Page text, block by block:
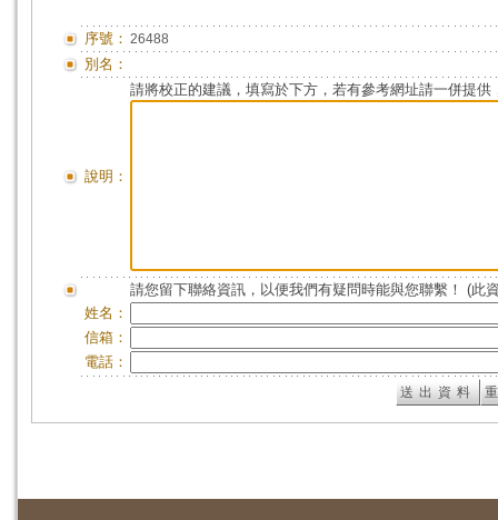
序號： 26488
別名：
說明：
請將校正的建議，填寫於下方，若有參考網址請一併提供
請您留下聯絡資訊，以便我們有疑問時能與您聯繫！ (此
姓名：
信箱：
電話：